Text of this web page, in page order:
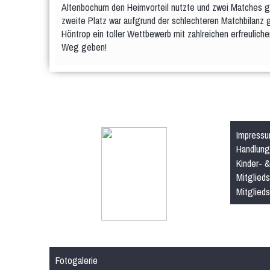
Altenbochum den Heimvorteil nutzte und zwei Matches
zweite Platz war aufgrund der schlechteren Matchbilanz
Höntrop ein toller Wettbewerb mit zahlreichen
Weg geben!
Kinder-
Fotogalerie